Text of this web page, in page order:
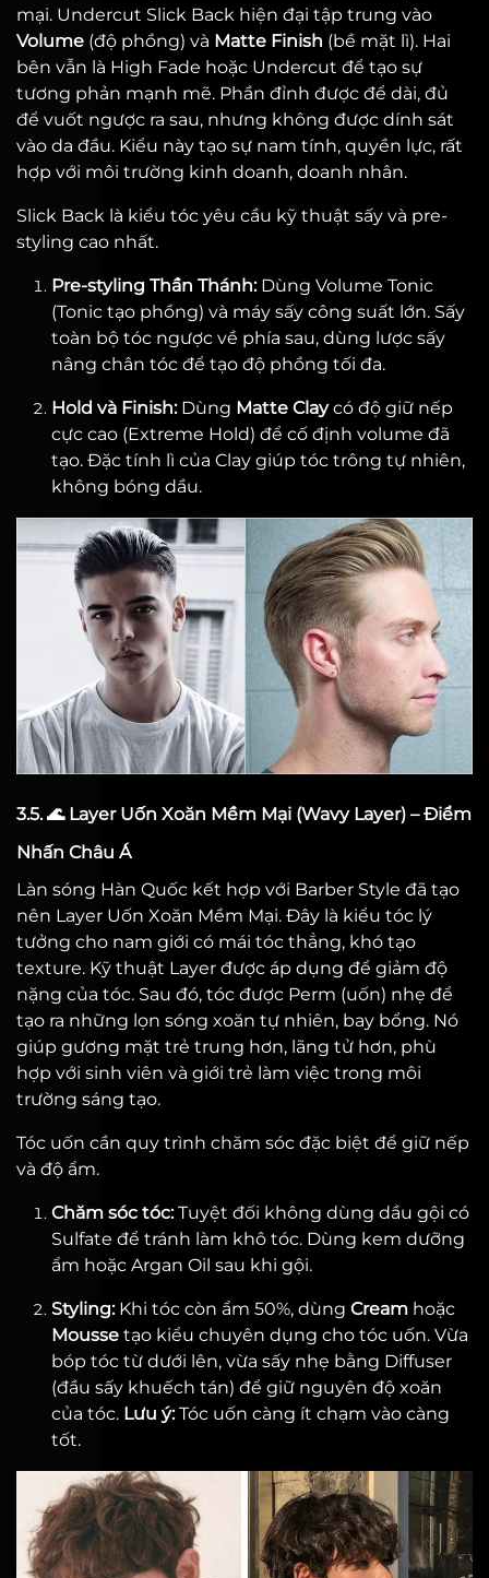
mại. Undercut Slick Back hiện đại tập trung vào
Volume (độ phồng) và Matte Finish (bề mặt lì). Hai
bên vẫn là High Fade hoặc Undercut để tạo sự
tương phản mạnh mẽ. Phần đỉnh được để dài, đủ
để vuốt ngược ra sau, nhưng không được dính sát
vào da đầu. Kiểu này tạo sự nam tính, quyền lực, rất
hợp với môi trường kinh doanh, doanh nhân.
Slick Back là kiểu tóc yêu cầu kỹ thuật sấy và pre-
styling cao nhất.
Pre-styling Thần Thánh:Dùng Volume Tonic
(Tonic tạo phồng) và máy sấy công suất lớn. Sấy
toàn bộ tóc ngược về phía sau, dùng lược sấy
nâng chân tóc để tạo độ phồng tối đa.
Hold và Finish:Dùng Matte Claycó độ giữ nếp
cực cao (Extreme Hold) để cố định volume đã
tạo. Đặc tính lì của Clay giúp tóc trông tự nhiên,
không bóng dầu.
3.5. 🌊 Layer Uốn Xoăn Mềm Mại (Wavy Layer) – Điểm
Nhấn Châu Á
Làn sóng Hàn Quốc kết hợp với Barber Style đã tạo
nên Layer Uốn Xoăn Mềm Mại. Đây là kiểu tóc lý
tưởng cho nam giới có mái tóc thẳng, khó tạo
texture. Kỹ thuật Layer được áp dụng để giảm độ
nặng của tóc. Sau đó, tóc được Perm (uốn) nhẹ để
tạo ra những lọn sóng xoăn tự nhiên, bay bổng. Nó
giúp gương mặt trẻ trung hơn, lãng tử hơn, phù
hợp với sinh viên và giới trẻ làm việc trong môi
trường sáng tạo.
Tóc uốn cần quy trình chăm sóc đặc biệt để giữ nếp
và độ ẩm.
Chăm sóc tóc:Tuyệt đối không dùng dầu gội có
Sulfate để tránh làm khô tóc. Dùng kem dưỡng
ẩm hoặc Argan Oil sau khi gội.
Styling:Khi tóc còn ẩm 50%, dùng Cream hoặc
Mousse tạo kiểu chuyên dụng cho tóc uốn. Vừa
bóp tóc từ dưới lên, vừa sấy nhẹ bằng Diffuser
(đầu sấy khuếch tán) để giữ nguyên độ xoăn
của tóc. Lưu ý:Tóc uốn càng ít chạm vào càng
tốt.